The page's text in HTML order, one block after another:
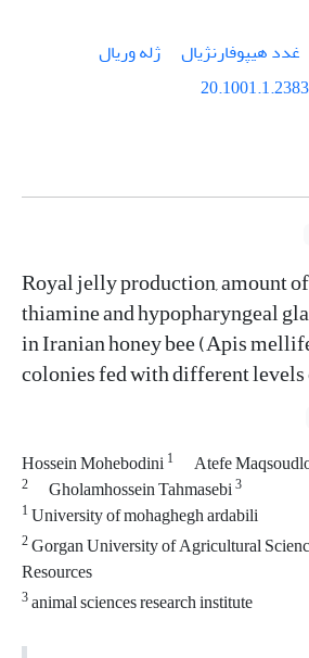
غدد هیپوفارنژیال
ژله وریال
Royal jelly production, amount
thiamine and hypopharyngeal
in Iranian honey bee (Apis
colonies fed with different
Hossein Mohebodini1 Atefe
2 Gholamhossein Tahmasebi3
1University of mohaghegh ardabili
2Gorgan University of Agricultural
Resources
3animal sciences research institute